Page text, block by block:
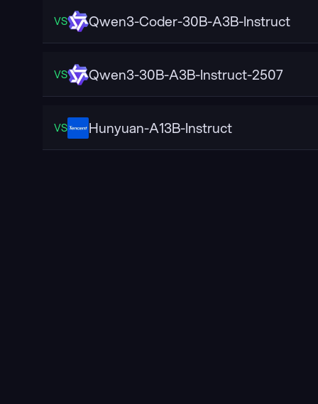
VS Qwen3-Coder-30B-A3B-Instruct
VS Qwen3-30B-A3B-Instruct-2507
VS Hunyuan-A13B-Instruct